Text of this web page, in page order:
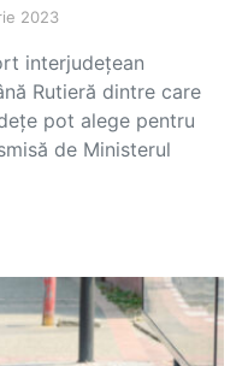
2023
interjudețean
Rutieră dintre care
pot alege pentru
de Ministerul